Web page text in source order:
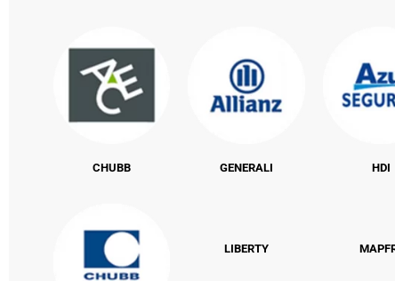
CHUBB GENERALI
LIBERTY
HDI